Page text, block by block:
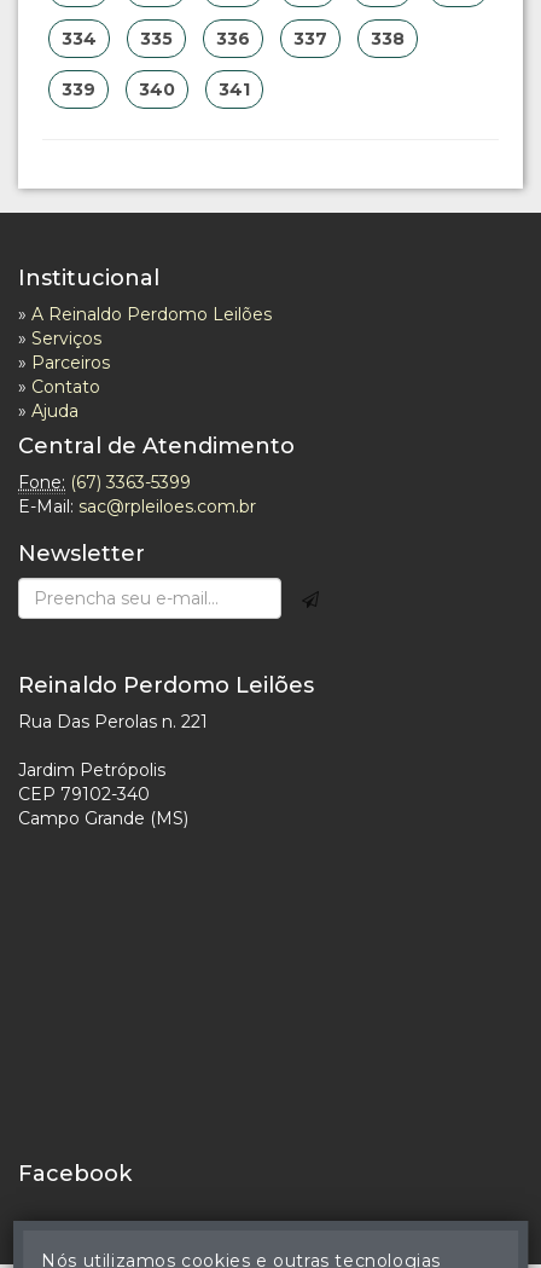
334 335 336 337 338
339 340 341
Institucional
» A Reinaldo Perdomo Leilões
» Serviços
» Parceiros
» Contato
» Ajuda
Central de Atendimento
Fone: (67) 3363-5399
E-Mail: sac@rpleiloes.com.br
Newsletter
Reinaldo Perdomo Leilões
Rua Das Perolas n. 221
Jardim Petrópolis
CEP 79102-340
Campo Grande (MS)
Facebook
Nós utilizamos cookies e outras tecnologias